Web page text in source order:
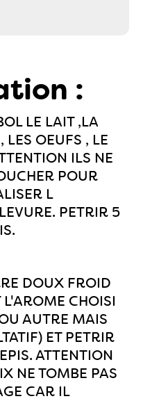
:
LE LAIT ,LA
LES OEUFS , LE
ILS NE
POUR
L
PETRIR 5
DOUX FROID
CHOISI
AUTRE MAIS
ET PETRIR
ATTENTION
NE TOMBE PAS
CAR IL